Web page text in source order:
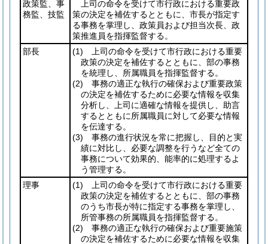
政策監、事
務監、技監
上司の命令を受けて市行政における重要政
策の決定を補佐するとともに、市長が指定す
る事務を掌理し、政策員および担当次長、政
策推進員を指揮監督する。
部長
(1) 上司の命令を受けて市行政における重要
政策の決定を補佐するとともに、部の事務
を統理し、所属職員を指揮監督する。
(2) 事務の適正な執行の確保および重要政策
の決定を補佐するために必要な情報を収集
分析し、上司に適確な情報を提供し、助言
するとともに所属職員に対して必要な情報
を伝達する。
(3) 事務の進行状況を常に把握し、目的と実
績に対比し、必要な調整を行うなど全ての
事務について効果的、能率的に処理するよ
う管理する。
理事
(1) 上司の命令を受けて市行政における重要
政策の決定を補佐するとともに、部の事務
のうち市長が特に指定する事務を掌理し、
所管事務の所属職員を指揮監督する。
(2) 事務の適正な執行の確保および重要施策
の決定を補佐するために必要な情報を収集